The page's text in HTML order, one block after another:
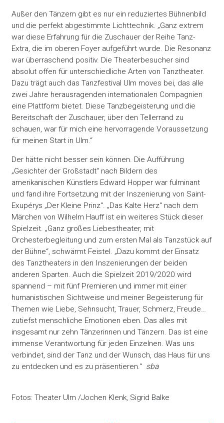
Außer den Tänzern gibt es nur ein reduziertes Bühnenbild
und die perfekt abgestimmte Lichttechnik. „Ganz extrem
war diese Erfahrung für die Zuschauer der Reihe Tanz-
Extra, die im oberen Foyer aufgeführt wurde. Die Resonanz
war überraschend positiv. Die Theaterbesucher sind
absolut offen für unterschiedliche Arten von Tanztheater.
Dazu trägt auch das Tanzfestival Ulm moves bei, das alle
zwei Jahre herausragenden internationalen Compagnien
eine Plattform bietet. Diese Tanzbegeisterung und die
Bereitschaft der Zuschauer, über den Tellerrand zu
schauen, war für mich eine hervorragende Voraussetzung
für meinen Start in Ulm.“
Der hätte nicht besser sein können. Die Aufführung
„Gesichter der Großstadt“ nach Bildern des
amerikanischen Künstlers Edward Hopper war fulminant
und fand ihre Fortsetzung mit der Inszenierung von Saint-
Exupérys „Der Kleine Prinz“. „Das Kalte Herz“ nach dem
Märchen von Wilhelm Hauff ist ein weiteres Stück dieser
Spielzeit. „Ganz großes Liebestheater, mit
Orchesterbegleitung und zum ersten Mal als Tanzstück auf
der Bühne“, schwärmt Feistel. „Dazu kommt der Einsatz
des Tanztheaters in den Inszenierungen der beiden
anderen Sparten. Auch die Spielzeit 2019/2020 wird
spannend – mit fünf Premieren und immer mit einer
humanistischen Sichtweise und meiner Begeisterung für
Themen wie Liebe, Sehnsucht, Trauer, Schmerz, Freude…
zutiefst menschliche Emotionen eben. Das alles mit
insgesamt nur zehn Tänzerinnen und Tänzern. Das ist eine
immense Verantwortung für jeden Einzelnen. Was uns
verbindet, sind der Tanz und der Wunsch, das Haus für uns
zu entdecken und es zu präsentieren.“ sba
Fotos: Theater Ulm /Jochen Klenk, Sigrid Balke